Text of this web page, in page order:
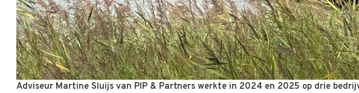
Adviseur Martine Sluijs van PIP & Partners werkte in 2024 en 2025 op drie